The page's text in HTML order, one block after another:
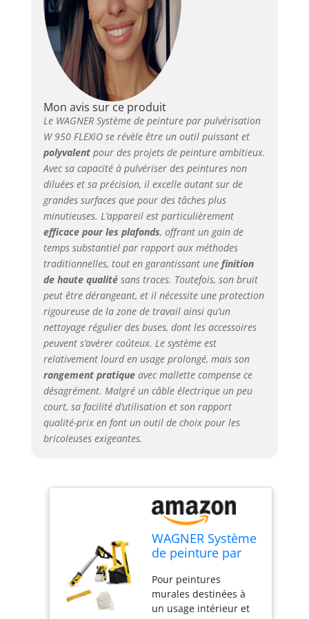
conventionnels
vendus, également les
non dilués en
seulement une étape
de travail Travail sans
effort sur les murs et
rayon d'action
important grâce à la
lance de pulvérisation
pratique Aspiration
directement dans le
seau de produit – Plus
ni de remplir.
Mon avis sur ce produit
Le WAGNER Système de peinture par pulvérisation
W 950 FLEXiO se révèle être un outil puissant et
polyvalentpour des projets de peinture ambitieux.
Avec sa capacité à pulvériser des peintures non
diluées et sa précision, il excelle autant sur de
grandes surfaces que pour des tâches plus
minutieuses. L’appareil est particulièrement
efficace pour les plafonds, offrant un gain de
temps substantiel par rapport aux méthodes
traditionnelles, tout en garantissant une finition
de haute qualitésans traces. Toutefois, son bruit
peut être dérangeant, et il nécessite une protection
rigoureuse de la zone de travail ainsi qu’un
nettoyage régulier des buses, dont les accessoires
peuvent s’avérer coûteux. Le système est
relativement lourd en usage prolongé, mais son
rangement pratiqueavec mallette compense ce
désagrément. Malgré un câble électrique un peu
court, sa facilité d’utilisation et son rapport
qualité-prix en font un outil de choix pour les
bricoleuses exigeantes.
WAGNER Système
de peinture par
950 FLEXiO pour
peintures à
dispersion/latex,
Pour peintures
murales destinées à
un usage intérieur et